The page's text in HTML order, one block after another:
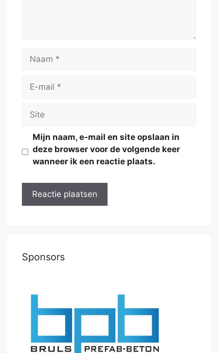
Naam
Site
Mijn naam, e-mail en site opslaan in
deze browser voor de volgende keer
wanneer ik een reactie plaats.
Sponsors